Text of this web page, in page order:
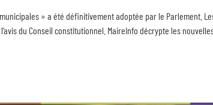
» a été définitivement adoptée par le Parlement.
du Conseil constitutionnel. MaireInfo décrypte les